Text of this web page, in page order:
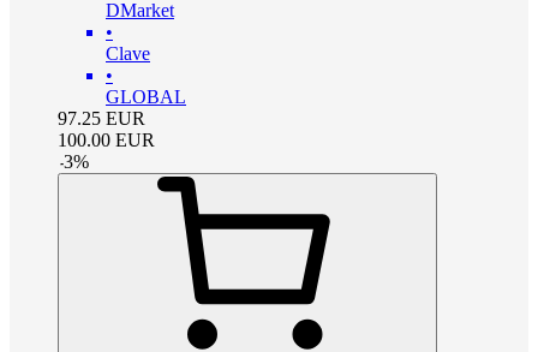
DMarket
•
Clave
•
GLOBAL
97.25 EUR
100.00 EUR
-3%